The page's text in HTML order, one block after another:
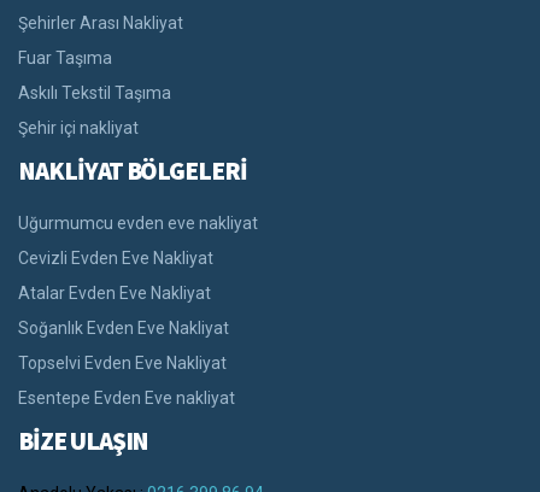
Şehirler Arası Nakliyat
Fuar Taşıma
Askılı Tekstil Taşıma
Şehir içi nakliyat
NAKLİYAT BÖLGELERİ
Uğurmumcu evden eve nakliyat
Cevizli Evden Eve Nakliyat
Atalar Evden Eve Nakliyat
Soğanlık Evden Eve Nakliyat
Topselvi Evden Eve Nakliyat
Esentepe Evden Eve nakliyat
BİZE ULAŞIN